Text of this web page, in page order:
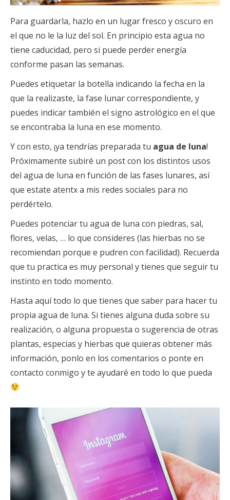
Para guardarla, hazlo en un lugar fresco y oscuro en
el que no le la luz del sol. En principio esta agua no
tiene caducidad, pero si puede perder energía
conforme pasan las semanas.
Puedes etiquetar la botella indicando la fecha en la
que la realizaste, la fase lunar correspondiente, y
puedes indicar también el signo astrológico en el que
se encontraba la luna en ese momento.
Y con esto, ¡ya tendrías preparada tu agua de luna!
Próximamente subiré un post con los distintos usos
del agua de luna en función de las fases lunares, así
que estate atentx a mis redes sociales para no
perdértelo.
Puedes potenciar tu agua de luna con piedras, sal,
flores, velas, … lo que consideres (las hierbas no se
recomiendan porque e pudren con facilidad). Recuerda
que tu practica es muy personal y tienes que seguir tu
instinto en todo momento.
Hasta aquí todo lo que tienes que saber para hacer tu
propia agua de luna. Si tienes alguna duda sobre su
realización, o alguna propuesta o sugerencia de otras
plantas, especias y hierbas que quieras obtener más
información, ponlo en los comentarios o ponte en
contacto conmigo y te ayudaré en todo lo que pueda